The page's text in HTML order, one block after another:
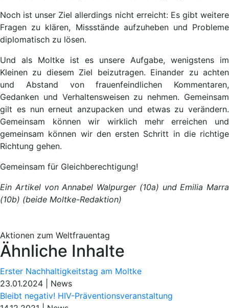
Noch ist unser Ziel allerdings nicht erreicht: Es gibt weitere
Fragen zu klären, Missstände aufzuheben und Probleme
diplomatisch zu lösen.
Und als Moltke ist es unsere Aufgabe, wenigstens im
Kleinen zu diesem Ziel beizutragen. Einander zu achten
und Abstand von frauenfeindlichen Kommentaren,
Gedanken und Verhaltensweisen zu nehmen. Gemeinsam
gilt es nun erneut anzupacken und etwas zu verändern.
Gemeinsam können wir wirklich mehr erreichen und
gemeinsam können wir den ersten Schritt in die richtige
Richtung gehen.
Gemeinsam für Gleichberechtigung!
Ein Artikel von Annabel Walpurger (10a) und Emilia Marra
(10b) (beide Moltke-Redaktion)
Aktionen zum Weltfrauentag
Ähnliche Inhalte
Erster Nachhaltigkeitstag am Moltke
23.01.2024
News
Bleibt negativ! HIV-Präventionsveranstaltung